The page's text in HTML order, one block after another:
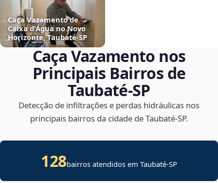
Caça Vazamento de
Caixa d'Água no Novo
Horizonte, Taubaté‑SP
Caça Vazamento nos
Principais Bairros de
Taubaté‑SP
Detecção de infiltrações e perdas hidráulicas nos
principais bairros da cidade de Taubaté‑SP.
128bairros atendidos em Taubaté-SP